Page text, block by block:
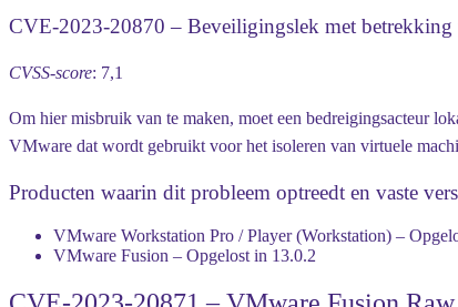
CVE-2023-20870 – Beveiligingslek met
CVSS-score: 7,1
Om hier misbruik van te maken, moet een bedreigingsacteur
VMware dat wordt gebruikt voor het isoleren van virtuele
Producten waarin dit probleem optreedt en vaste
VMware Workstation Pro / Player (Workstation) –
VMware Fusion – Opgelost in 13.0.2